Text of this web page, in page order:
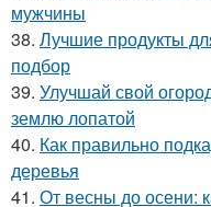
мужчины
38. Лучшие продукты
подбор
39. Улучшай свой
землю лопатой
40. Как правильно
деревья
41. От весны до осени: